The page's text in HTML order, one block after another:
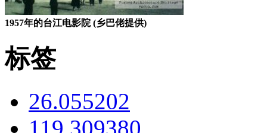
1957年的台江电影院 (乡巴佬提供)
标签
26.055202